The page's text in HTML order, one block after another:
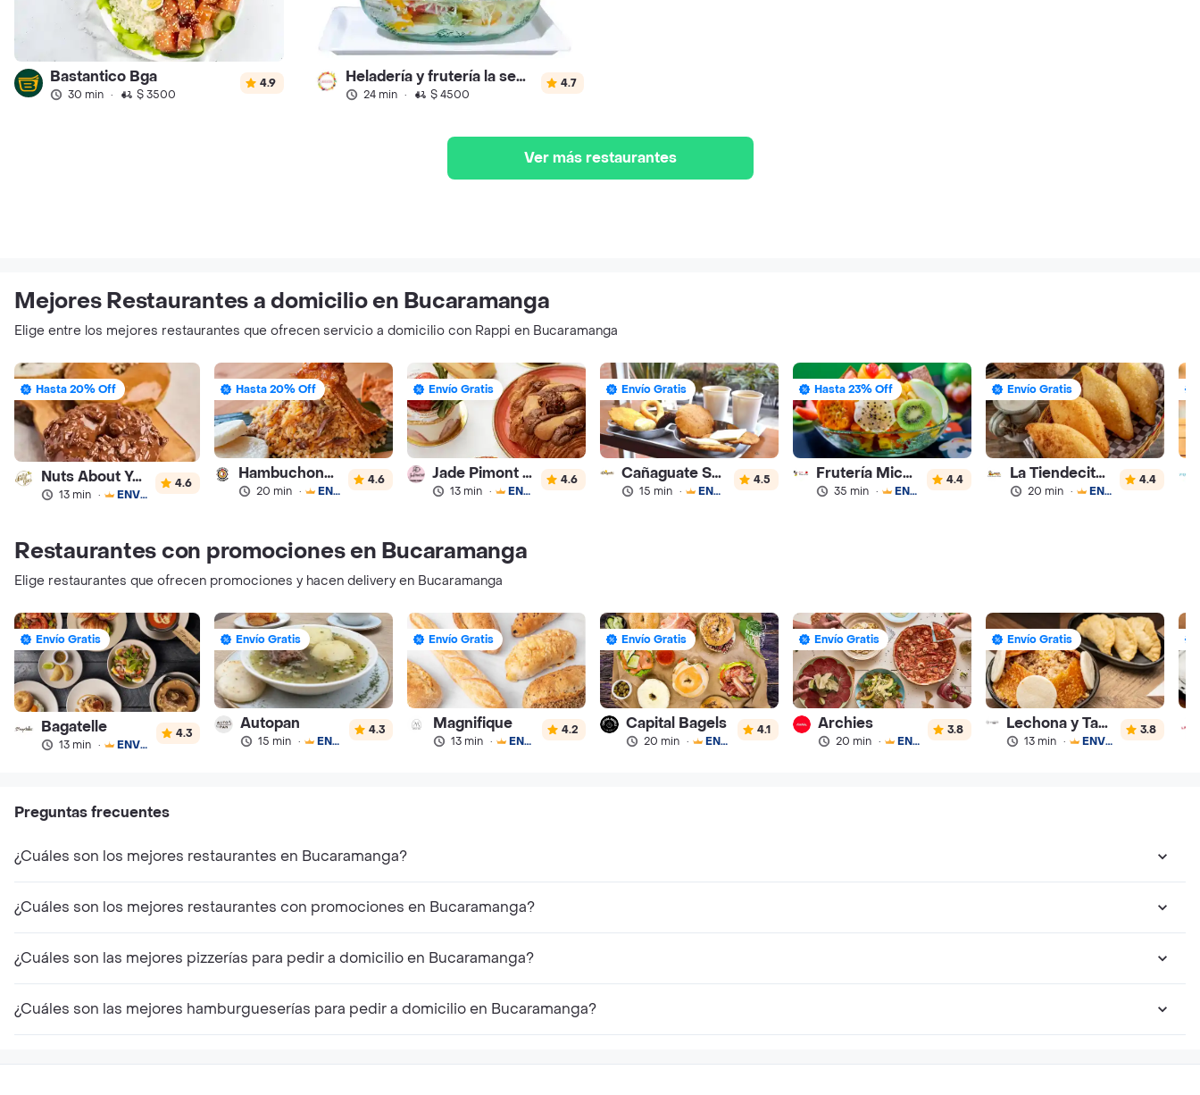
Bastantico Bga
30 min · $ 3500
4.9 Heladería y frutería la sensación
24 min · $ 4500
4.7
Ver más restaurantes
Mejores Restaurantes a domicilio en Bucaramanga
Elige entre los mejores restaurantes que ofrecen servicio a domicilio con Rappi en Bucaramanga
Hasta 20% Off
Nuts About You
13 min · ENVÍO GRATIS
4.6
Hasta 20% Off
Hambuchona y Lechona
20 min · ENVÍO GRATIS
4.6
Envío Gratis
Jade Pimont Pâtisserie
13 min · ENVÍO GRATIS
4.6
Envío Gratis
Cañaguate Sabores Costeños
15 min · ENVÍO GRATIS
4.5
Hasta 23% Off
Frutería Mickey del Norte
35 min · ENVÍO GRATIS
4.4
Envío Gratis
La Tiendecita Tradicional
20 min · ENVÍO GRATIS
4.4
Restaurantes con promociones en Bucaramanga
Elige restaurantes que ofrecen promociones y hacen delivery en Bucaramanga
Envío Gratis
Bagatelle
13 min · ENVÍO GRATIS
4.3
Envío Gratis
Autopan
15 min · ENVÍO GRATIS
4.3
Envío Gratis
Magnifique
13 min · ENVÍO GRATIS
4.2
Envío Gratis
Capital Bagels
20 min · ENVÍO GRATIS
4.1
Envío Gratis
Archies
20 min · ENVÍO GRATIS
3.8
Envío Gratis
Lechona y Tamales el Tolimense
13 min · ENVÍO GRATIS
3.8
Preguntas frecuentes
¿Cuáles son los mejores restaurantes en Bucaramanga?
¿Cuáles son los mejores restaurantes con promociones en Bucaramanga?
¿Cuáles son las mejores pizzerías para pedir a domicilio en Bucaramanga?
¿Cuáles son las mejores hamburgueserías para pedir a domicilio en Bucaramanga?